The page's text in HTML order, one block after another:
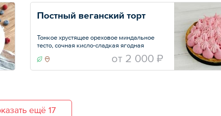
Постный веганский торт
Тонкое хрустящее ореховое миндальное
тесто, сочная кисло-сладкая ягодная
начинка из черники с добавлением черной
смородины и легкое воздушное суфле,
напоминающее зефир, со вкусом клюквы и
oт 2 000 ₽
ещё 17